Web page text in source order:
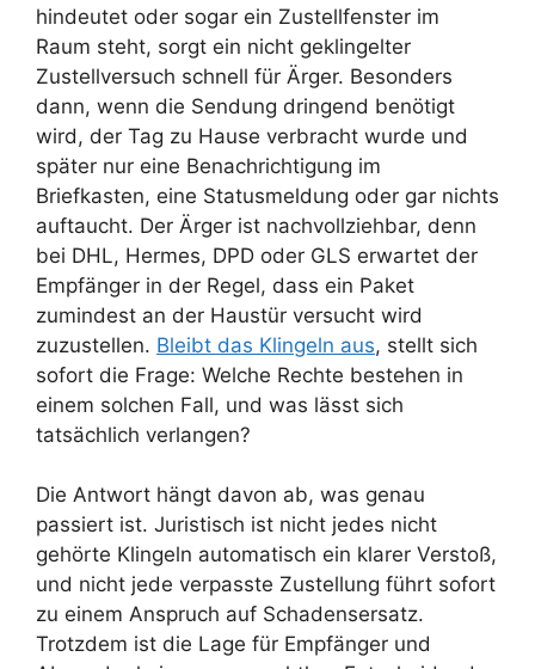
hindeutet oder sogar ein Zustellfenster im
Raum steht, sorgt ein nicht geklingelter
Zustellversuch schnell für Ärger. Besonders
dann, wenn die Sendung dringend benötigt
wird, der Tag zu Hause verbracht wurde und
später nur eine Benachrichtigung im
Briefkasten, eine Statusmeldung oder gar nichts
auftaucht. Der Ärger ist nachvollziehbar, denn
bei DHL, Hermes, DPD oder GLS erwartet der
Empfänger in der Regel, dass ein Paket
zumindest an der Haustür versucht wird
zuzustellen. Bleibt das Klingeln aus, stellt sich
sofort die Frage: Welche Rechte bestehen in
einem solchen Fall, und was lässt sich
tatsächlich verlangen?
Die Antwort hängt davon ab, was genau
passiert ist. Juristisch ist nicht jedes nicht
gehörte Klingeln automatisch ein klarer Verstoß,
und nicht jede verpasste Zustellung führt sofort
zu einem Anspruch auf Schadensersatz.
Trotzdem ist die Lage für Empfänger und